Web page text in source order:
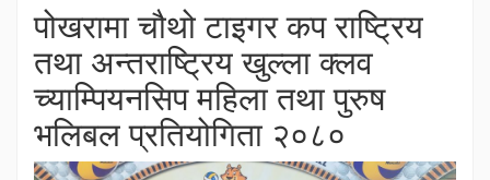
पोखरामा चौथो टाइगर कप राष्ट्रिय
तथा अन्तराष्ट्रिय खुल्ला क्लव
च्याम्पियनसिप महिला तथा पुरुष
भलिबल प्रतियोगिता २०८०